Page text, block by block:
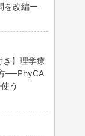
を改編ー
き】理学療
──PhyCA
う